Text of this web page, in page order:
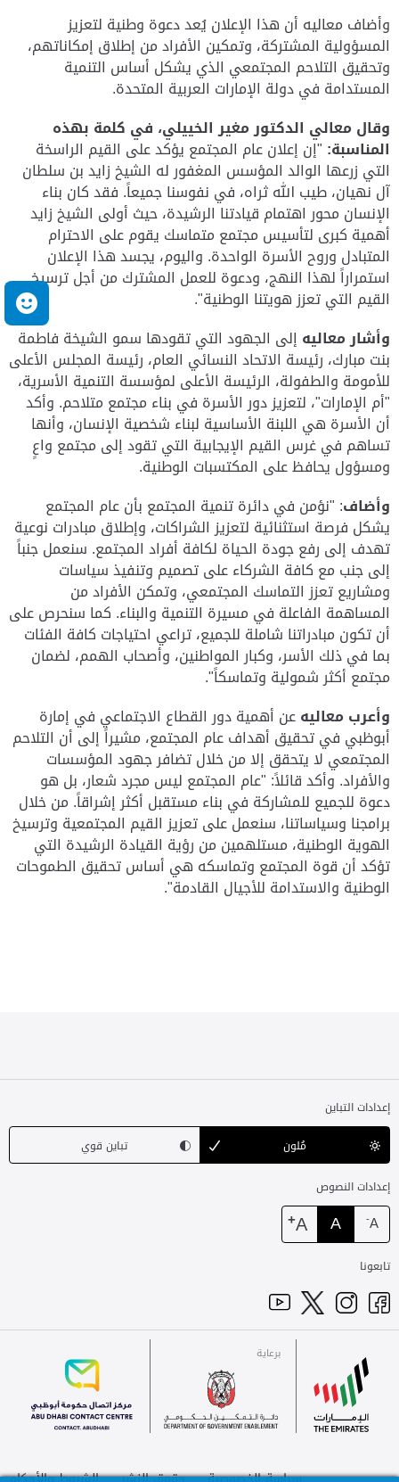
وأضاف معاليه أن هذا الإعلان يُعد دعوة وطنية لتعزيز
المسؤولية المشتركة، وتمكين الأفراد من إطلاق إمكاناتهم،
وتحقيق التلاحم المجتمعي الذي يشكل أساس التنمية
المستدامة في دولة الإمارات العربية المتحدة.
وقال معالي الدكتور مغير الخييلي، في كلمة بهذه
المناسبة: "إن إعلان عام المجتمع يؤكد على القيم الراسخة
التي زرعها الوالد المؤسس المغفور له الشيخ زايد بن سلطان
آل نهيان، طيب الله ثراه، في نفوسنا جميعاً. فقد كان بناء
الإنسان محور اهتمام قيادتنا الرشيدة، حيث أولى الشيخ زايد
أهمية كبرى لتأسيس مجتمع متماسك يقوم على الاحترام
المتبادل وروح الأسرة الواحدة. واليوم، يجسد هذا الإعلان
استمراراً لهذا النهج، ودعوة للعمل المشترك من أجل ترسيخ
القيم التي تعزز هويتنا الوطنية."
وأشار معاليه إلى الجهود التي تقودها سمو الشيخة فاطمة
بنت مبارك، رئيسة الاتحاد النسائي العام، رئيسة المجلس الأعلى
للأمومة والطفولة، الرئيسة الأعلى لمؤسسة التنمية الأسرية،
"أم الإمارات"، لتعزيز دور الأسرة في بناء مجتمع متلاحم. وأكد
أن الأسرة هي اللبنة الأساسية لبناء شخصية الإنسان، وأنها
تساهم في غرس القيم الإيجابية التي تقود إلى مجتمع واعٍ
ومسؤول يحافظ على المكتسبات الوطنية.
وأضاف: "نؤمن في دائرة تنمية المجتمع بأن عام المجتمع
يشكل فرصة استثنائية لتعزيز الشراكات، وإطلاق مبادرات نوعية
تهدف إلى رفع جودة الحياة لكافة أفراد المجتمع. سنعمل جنباً
إلى جنب مع كافة الشركاء على تصميم وتنفيذ سياسات
ومشاريع تعزز التماسك المجتمعي، وتمكن الأفراد من
المساهمة الفاعلة في مسيرة التنمية والبناء. كما سنحرص على
أن تكون مبادراتنا شاملة للجميع، تراعي احتياجات كافة الفئات
بما في ذلك الأسر، وكبار المواطنين، وأصحاب الهمم، لضمان
مجتمع أكثر شمولية وتماسكاً."
وأعرب معاليهعن أهمية دور القطاع الاجتماعي في إمارة
أبوظبي في تحقيق أهداف عام المجتمع، مشيراً إلى أن التلاحم
المجتمعي لا يتحقق إلا من خلال تضافر جهود المؤسسات
والأفراد. وأكد قائلاً: "عام المجتمع ليس مجرد شعار، بل هو
دعوة للجميع للمشاركة في بناء مستقبل أكثر إشراقاً. من خلال
برامجنا وسياساتنا، سنعمل على تعزيز القيم المجتمعية وترسيخ
الهوية الوطنية، مستلهمين من رؤية القيادة الرشيدة التي
تؤكد أن قوة المجتمع وتماسكه هي أساس تحقيق الطموحات
الوطنية والاستدامة للأجيال القادمة."
إعدادات التباين
مُلون
تباين قوي
إعدادات النصوص
A
-
A
A
+
تابعونا
الإمارات
برعاية
للاتصال